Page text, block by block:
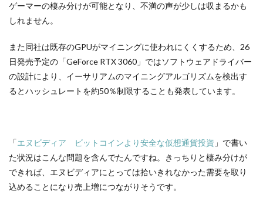
ゲーマーの棲み分けが可能となり、不満の声が少しは収まるかも
しれません。
また同社は既存のGPUがマイニングに使われにくくするため、26
日発売予定の「GeForce RTX 3060」ではソフトウェアドライバー
の設計により、イーサリアムのマイニングアルゴリズムを検出す
るとハッシュレートを約50％制限することも発表しています。
「エヌビディア ビットコインより安全な仮想通貨投資 」で書い
た状況はこんな問題を含んでたんですね。きっちりと棲み分けが
できれば、エヌビディアにとっては拾いきれなかった需要を取り
込めることになり売上増につながりそうです。